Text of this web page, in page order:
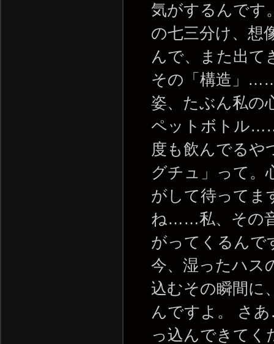
気がするんで
の七三分け、想
んで、また出て
その「構造」
姿、たぶん私の
ペットボトル
度も飲んでるや
グチュ」って
がして待って
ね……私、その
がってくるんで
今、湿ったハス
込むその瞬間に
んですよ。 さ
っ込んできて